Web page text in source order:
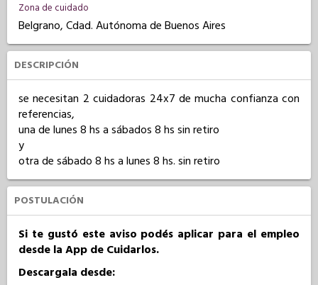
Zona de cuidado
Belgrano, Cdad. Autónoma de Buenos Aires
DESCRIPCIÓN
se necesitan 2 cuidadoras 24x7 de mucha confianza con
referencias,
una de lunes 8 hs a sábados 8 hs sin retiro
y
otra de sábado 8 hs a lunes 8 hs. sin retiro
POSTULACIÓN
Si te gustó este aviso podés aplicar para el empleo
desde la App de Cuidarlos.
Descargala desde: